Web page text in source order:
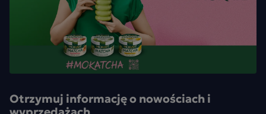
serwatka (z mleka) w proszku, mleko w proszku
odtłuszczone 8,6%, mleko w proszku pełne 2,9%,
emulgator (lecytyny z soi), aromat], wafel 21% [mąka
pszenna, olej rzepakowy, emulgator (lecytyna z soi),
substancja spulchniająca (wodorowęglan sodu), sól],
rożnych proporcjach), kakao w proszku o obniżonej
Otrzymuj informację o nowościach i